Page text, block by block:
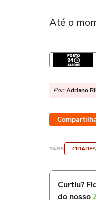
Até o
Por: Adriano
TAGS CIDADES
Curtiu?
do nosso